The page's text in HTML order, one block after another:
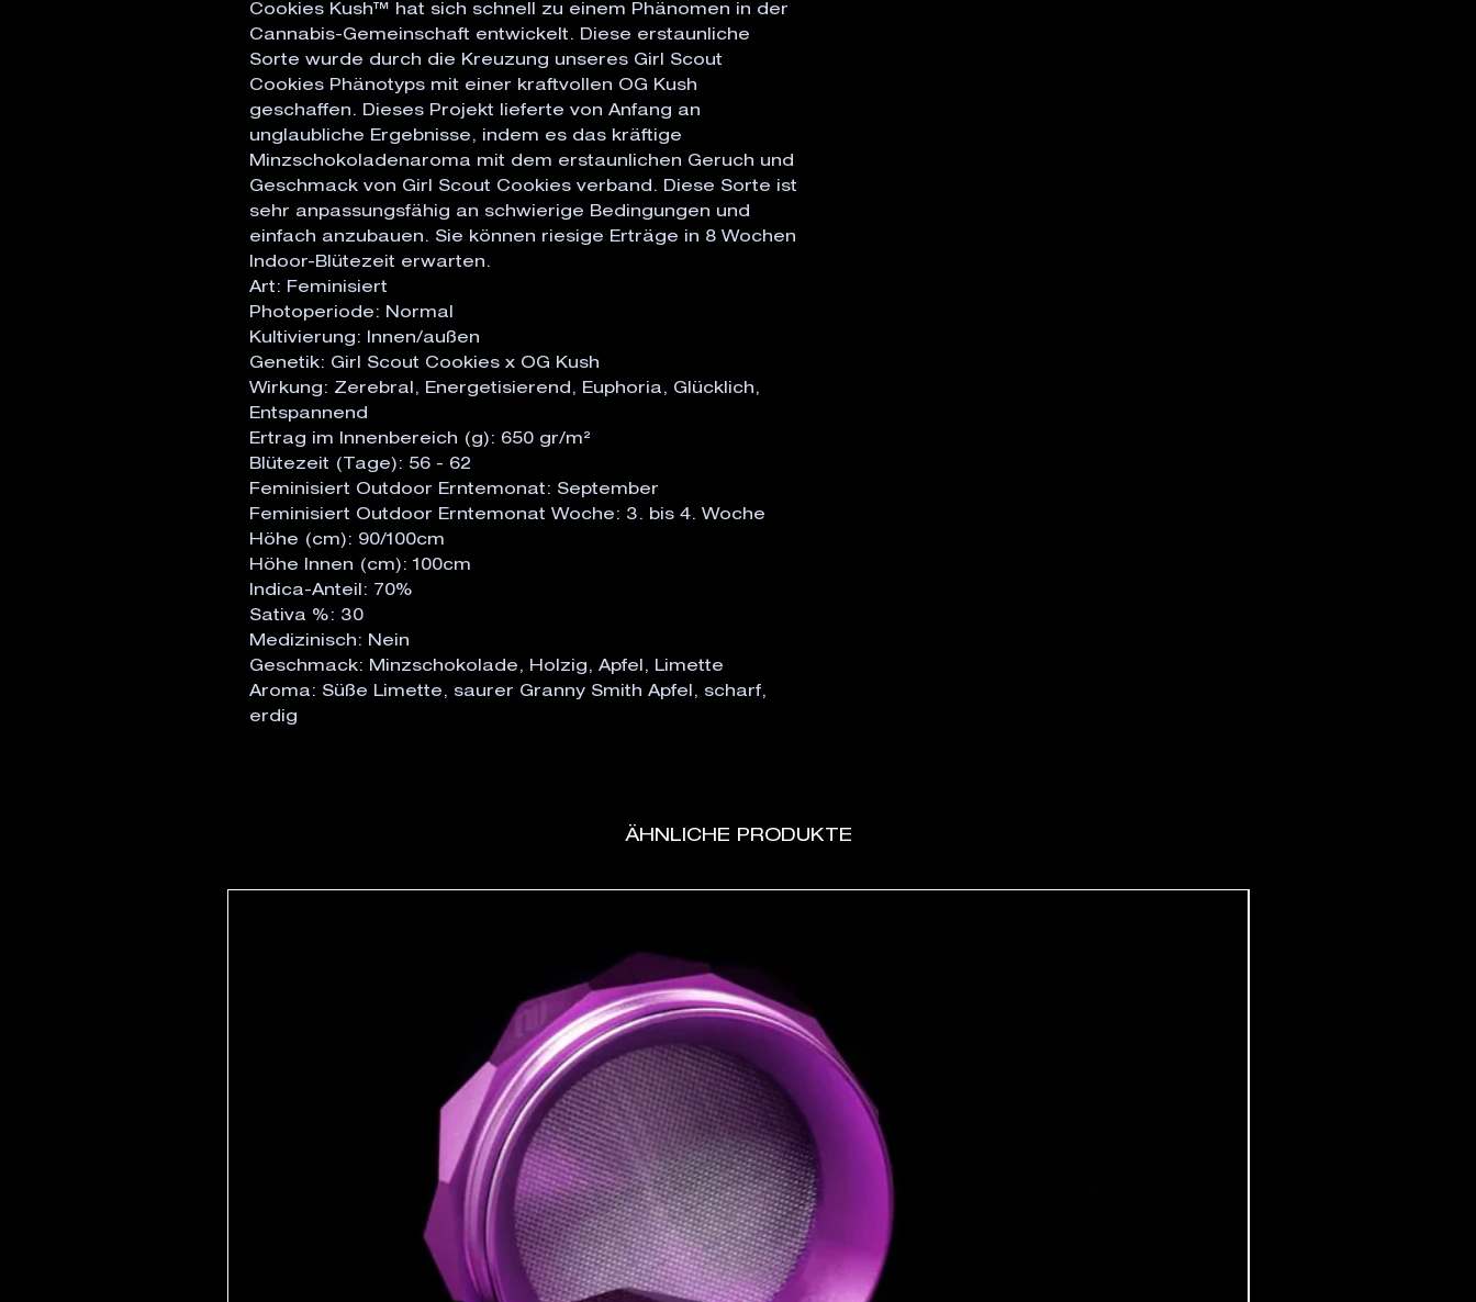
Cookies Kush™ hat sich schnell zu einem Phänomen in der
Cannabis-Gemeinschaft entwickelt. Diese erstaunliche
Sorte wurde durch die Kreuzung unseres Girl Scout
Cookies Phänotyps mit einer kraftvollen OG Kush
geschaffen. Dieses Projekt lieferte von Anfang an
unglaubliche Ergebnisse, indem es das kräftige
Minzschokoladenaroma mit dem erstaunlichen Geruch und
Geschmack von Girl Scout Cookies verband. Diese Sorte ist
sehr anpassungsfähig an schwierige Bedingungen und
einfach anzubauen. Sie können riesige Erträge in 8 Wochen
Indoor-Blütezeit erwarten.
Art: Feminisiert
Photoperiode: Normal
Kultivierung: Innen/außen
Genetik: Girl Scout Cookies x OG Kush
Wirkung: Zerebral, Energetisierend, Euphoria, Glücklich,
Entspannend
Ertrag im Innenbereich (g): 650 gr/m²
Blütezeit (Tage): 56 - 62
Feminisiert Outdoor Erntemonat: September
Feminisiert Outdoor Erntemonat Woche: 3. bis 4. Woche
Höhe (cm): 90/100cm
Höhe Innen (cm): 100cm
Indica-Anteil: 70%
Sativa %: 30
Medizinisch: Nein
Geschmack: Minzschokolade, Holzig, Apfel, Limette
Aroma: Süße Limette, saurer Granny Smith Apfel, scharf,
erdig
ÄHNLICHE PRODUKTE